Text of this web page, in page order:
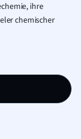
ihre
chemischer